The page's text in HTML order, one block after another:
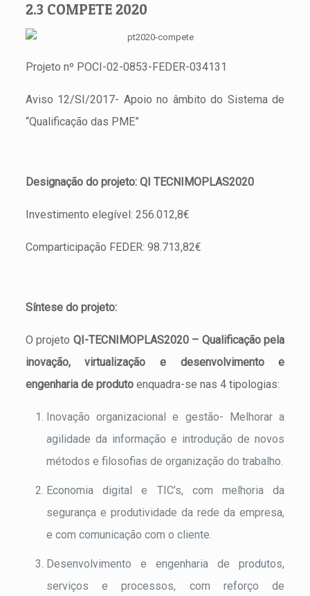
2.3 COMPETE 2020
Projeto nº POCI-02-0853-FEDER-034131
Aviso 12/SI/2017- Apoio no âmbito do Sistema de
“Qualificação das PME”
Designação do projeto: QI TECNIMOPLAS2020
Investimento elegível: 256.012,8€
Comparticipação FEDER: 98.713,82€
Síntese do projeto:
O projeto QI-TECNIMOPLAS2020 – Qualificação pela
inovação, virtualização e desenvolvimento e
engenharia de produtoenquadra-se nas 4 tipologias:
Inovação organizacional e gestão- Melhorar a
agilidade da informação e introdução de novos
métodos e filosofias de organização do trabalho.
Economia digital e TIC’s, com melhoria da
segurança e produtividade da rede da empresa,
e com comunicação com o cliente.
Desenvolvimento e engenharia de produtos,
serviços e processos, com reforço de